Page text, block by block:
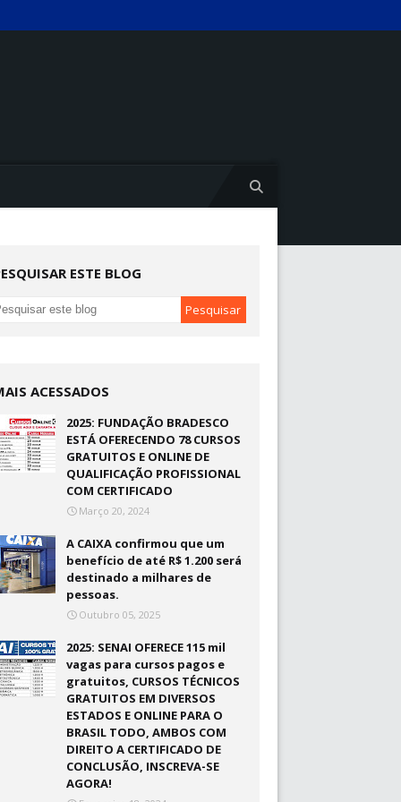
ESTE BLOG
ACESSADOS
2025: FUNDAÇÃO BRADESCO
ESTÁ OFERECENDO 78 CURSOS
GRATUITOS E ONLINE DE
QUALIFICAÇÃO PROFISSIONAL
COM CERTIFICADO
Março 20, 2024
A CAIXA confirmou que um
benefício de até R$ 1.200 será
destinado a milhares de
pessoas.
Outubro 05, 2025
2025: SENAI OFERECE 115 mil
vagas para cursos pagos e
gratuitos, CURSOS TÉCNICOS
GRATUITOS EM DIVERSOS
ESTADOS E ONLINE PARA O
BRASIL TODO, AMBOS COM
DIREITO A CERTIFICADO DE
CONCLUSÃO, INSCREVA-SE
AGORA!